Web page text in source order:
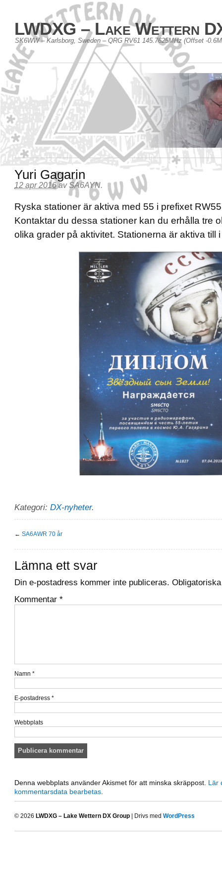
LWDXG – Lake Wettern
SK6WW – Karlsborg, Sweden – QRG RV61 145.7625MHz (Offset -
Yuri Gagarin
12 apr 2016 avSA6AYN.
Ryska stationer är aktiva med 55 i prefixet
Kontaktar du dessa stationer kan du erhålla tre
olika grader på aktivitet. Stationerna är aktiva till
Kategori: DX-nyheter.
← SA6AWR 70 år
Lämna ett svar
Din e-postadress kommer inte publiceras.
Kommentar *
Namn *
E-postadress *
Webbplats
Denna webbplats använder Akismet för att minska skräppost. Lär
kommentarsdata bearbetas
© 2026 LWDXG – Lake Wettern DX Group | Drivs med WordPress